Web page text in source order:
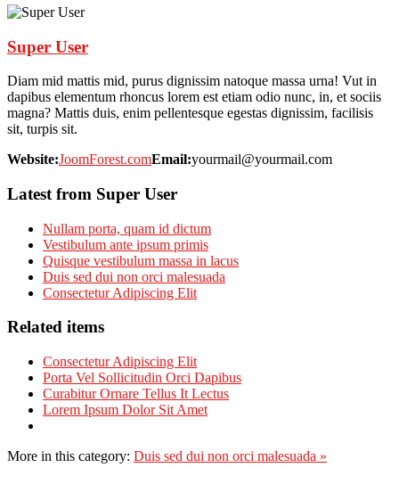
Super User
Diam mid mattis mid, purus dignissim natoque massa urna! Vut in
dapibus elementum rhoncus lorem est etiam odio nunc, in, et sociis
magna? Mattis duis, enim pellentesque egestas dignissim, facilisis
sit, turpis sit.
Website:JoomForest.comEmail:yourmail@yourmail.com
Latest from Super User
Nullam porta, quam id dictum
Vestibulum ante ipsum primis
Quisque vestibulum massa in lacus
Duis sed dui non orci malesuada
Consectetur Adipiscing Elit
Related items
Consectetur Adipiscing Elit
Porta Vel Sollicitudin Orci Dapibus
Curabitur Ornare Tellus It Lectus
Lorem Ipsum Dolor Sit Amet
More in this category: Duis sed dui non orci malesuada »